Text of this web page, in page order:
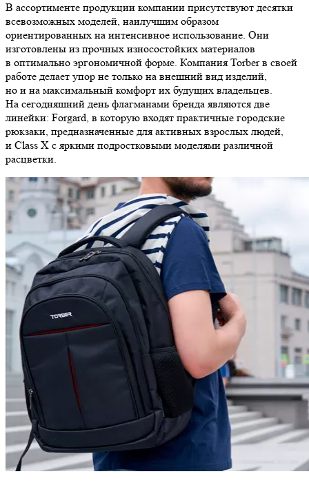
В ассортименте продукции компании присутствуют десятки
всевозможных моделей, наилучшим образом
ориентированных на интенсивное использование. Они
изготовлены из прочных износостойких материалов
в оптимально эргономичной форме. Компания Torber в своей
работе делает упор не только на внешний вид изделий,
но и на максимальный комфорт их будущих владельцев.
На сегодняшний день флагманами бренда являются две
линейки: Forgard, в которую входят практичные городские
рюкзаки, предназначенные для активных взрослых людей,
и Class X с яркими подростковыми моделями различной
расцветки.